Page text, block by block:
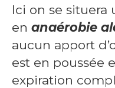
Ici on se
en anaérobie
aucun apport
est en poussée
expiration